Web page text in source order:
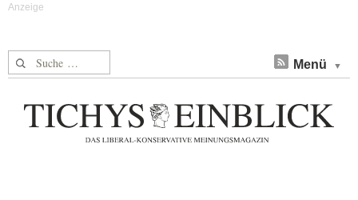
Suche nach: Menü